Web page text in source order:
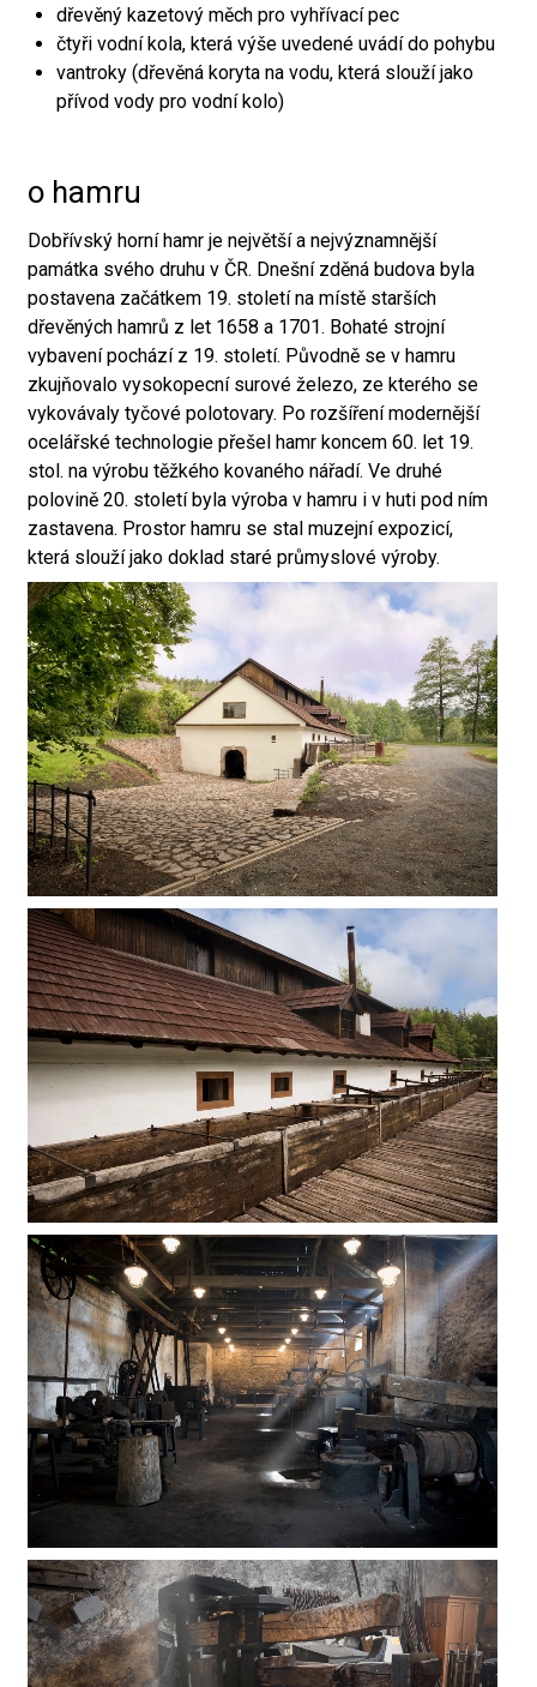
dřevěný kazetový měch pro vyhřívací pec
čtyři vodní kola, která výše uvedené uvádí do pohybu
vantroky (dřevěná koryta na vodu, která slouží jako
přívod vody pro vodní kolo)
o hamru
Dobřívský horní hamr je největší a nejvýznamnější
památka svého druhu v ČR. Dnešní zděná budova byla
postavena začátkem 19. století na místě starších
dřevěných hamrů z let 1658 a 1701. Bohaté strojní
vybavení pochází z 19. století. Původně se v hamru
zkujňovalo vysokopecní surové železo, ze kterého se
vykovávaly tyčové polotovary. Po rozšíření modernější
ocelářské technologie přešel hamr koncem 60. let 19.
stol. na výrobu těžkého kovaného nářadí. Ve druhé
polovině 20. století byla výroba v hamru i v huti pod ním
zastavena. Prostor hamru se stal muzejní expozicí,
která slouží jako doklad staré průmyslové výroby.